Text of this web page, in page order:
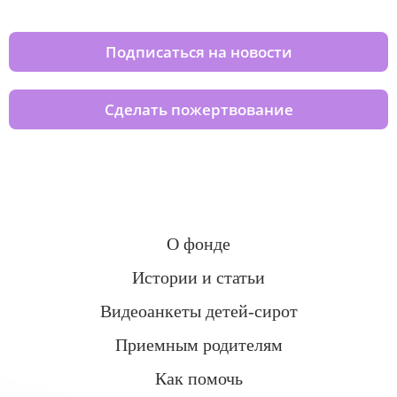
Подписаться на новости
Сделать пожертвование
О фонде
Истории и статьи
Видеоанкеты детей-сирот
Приемным родителям
Как помочь